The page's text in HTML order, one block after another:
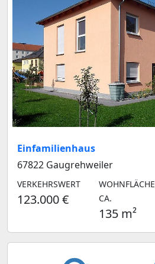
Einfamilienhaus
67822 Gaugrehweiler
VERKEHRSWERT
123.000 €
WOHNFLÄCHE
CA.
135 m²